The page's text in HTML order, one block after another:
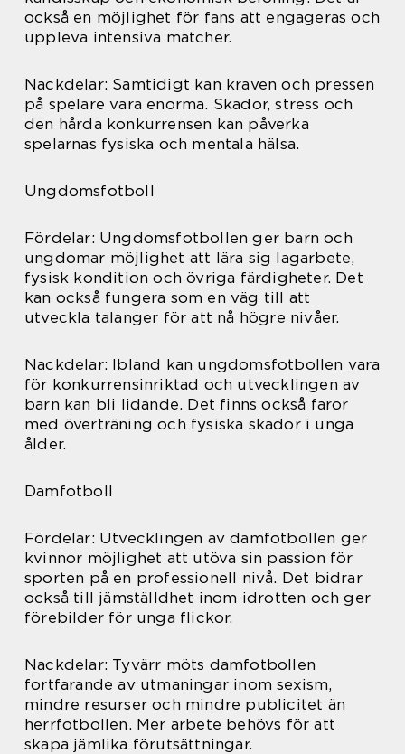
också en möjlighet för fans att engageras och
uppleva intensiva matcher.
Nackdelar: Samtidigt kan kraven och pressen
på spelare vara enorma. Skador, stress och
den hårda konkurrensen kan påverka
spelarnas fysiska och mentala hälsa.
Ungdomsfotboll
Fördelar: Ungdomsfotbollen ger barn och
ungdomar möjlighet att lära sig lagarbete,
fysisk kondition och övriga färdigheter. Det
kan också fungera som en väg till att
utveckla talanger för att nå högre nivåer.
Nackdelar: Ibland kan ungdomsfotbollen vara
för konkurrensinriktad och utvecklingen av
barn kan bli lidande. Det finns också faror
med överträning och fysiska skador i unga
ålder.
Damfotboll
Fördelar: Utvecklingen av damfotbollen ger
kvinnor möjlighet att utöva sin passion för
sporten på en professionell nivå. Det bidrar
också till jämställdhet inom idrotten och ger
förebilder för unga flickor.
Nackdelar: Tyvärr möts damfotbollen
fortfarande av utmaningar inom sexism,
mindre resurser och mindre publicitet än
herrfotbollen. Mer arbete behövs för att
skapa jämlika förutsättningar.